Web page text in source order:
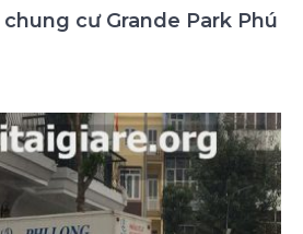
cư Grande Park Phú